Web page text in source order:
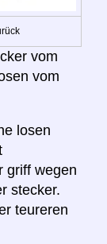
vom
vom
losen
griff wegen
stecker.
teureren